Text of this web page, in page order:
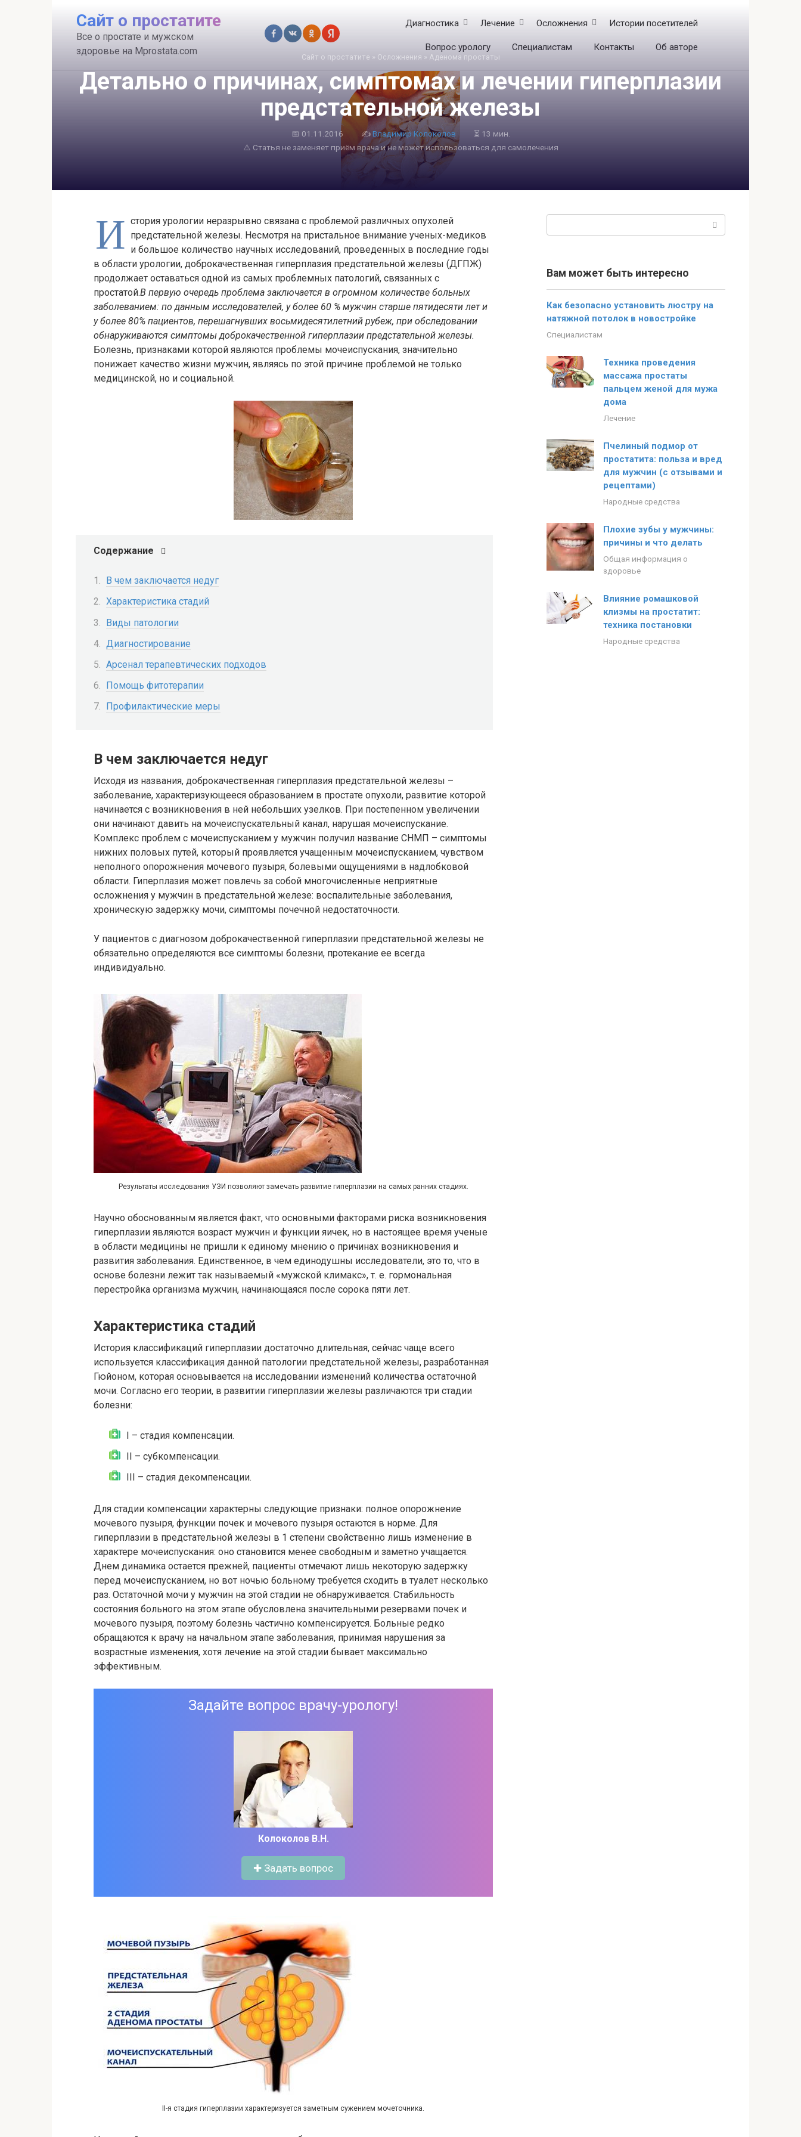
Сайт о простатите
Все о простате и мужском
здоровье на Mprostata.com
Диагностика Лечение Осложнения Истории посетителей
Вопрос урологу Специалистам Контакты Об авторе
Сайт о простатите » Осложнения » Аденома простаты
Детально о причинах, симптомах и лечении гиперплазии
предстательной железы
📅 01.11.2016 ✍Владимир Колоколов
⏳ 13 мин.
⚠️ Статья не заменяет приём врача и не может использоваться для самолечения
И стория урологии неразрывно связана с проблемой различных опухолей
предстательной железы. Несмотря на пристальное внимание ученых-медиков
и большое количество научных исследований, проведенных в последние годы
в области урологии, доброкачественная гиперплазия предстательной железы (ДГПЖ)
продолжает оставаться одной из самых проблемных патологий, связанных с
простатой.В первую очередь проблема заключается в огромном количестве больных
заболеванием: по данным исследователей, у более 60 % мужчин старше пятидесяти лет и
у более 80% пациентов, перешагнувших восьмидесятилетний рубеж, при обследовании
обнаруживаются симптомы доброкачественной гиперплазии предстательной железы.
Болезнь, признаками которой являются проблемы мочеиспускания, значительно
понижает качество жизни мужчин, являясь по этой причине проблемой не только
медицинской, но и социальной.
Содержание
В чем заключается недуг
Характеристика стадий
Виды патологии
Диагностирование
Арсенал терапевтических подходов
Помощь фитотерапии
Профилактические меры
В чем заключается недуг
Исходя из названия, доброкачественная гиперплазия предстательной железы –
заболевание, характеризующееся образованием в простате опухоли, развитие которой
начинается с возникновения в ней небольших узелков. При постепенном увеличении
они начинают давить на мочеиспускательный канал, нарушая мочеиспускание.
Комплекс проблем с мочеиспусканием у мужчин получил название СНМП – симптомы
нижних половых путей, который проявляется учащенным мочеиспусканием, чувством
неполного опорожнения мочевого пузыря, болевыми ощущениями в надлобковой
области. Гиперплазия может повлечь за собой многочисленные неприятные
осложнения у мужчин в предстательной железе: воспалительные заболевания,
хроническую задержку мочи, симптомы почечной недостаточности.
У пациентов с диагнозом доброкачественной гиперплазии предстательной железы не
обязательно определяются все симптомы болезни, протекание ее всегда
индивидуально.
Результаты исследования УЗИ позволяют замечать развитие гиперплазии на самых ранних стадиях.
Научно обоснованным является факт, что основными факторами риска возникновения
гиперплазии являются возраст мужчин и функции яичек, но в настоящее время ученые
в области медицины не пришли к единому мнению о причинах возникновения и
развития заболевания. Единственное, в чем единодушны исследователи, это то, что в
основе болезни лежит так называемый «мужской климакс», т. е. гормональная
перестройка организма мужчин, начинающаяся после сорока пяти лет.
Характеристика стадий
История классификаций гиперплазии достаточно длительная, сейчас чаще всего
используется классификация данной патологии предстательной железы, разработанная
Гюйоном, которая основывается на исследовании изменений количества остаточной
мочи. Согласно его теории, в развитии гиперплазии железы различаются три стадии
болезни:
I – стадия компенсации.
II – субкомпенсации.
III – стадия декомпенсации.
Для стадии компенсации характерны следующие признаки: полное опорожнение
мочевого пузыря, функции почек и мочевого пузыря остаются в норме. Для
гиперплазии в предстательной железы в 1 степени свойственно лишь изменение в
характере мочеиспускания: оно становится менее свободным и заметно учащается.
Днем динамика остается прежней, пациенты отмечают лишь некоторую задержку
перед мочеиспусканием, но вот ночью больному требуется сходить в туалет несколько
раз. Остаточной мочи у мужчин на этой стадии не обнаруживается. Стабильность
состояния больного на этом этапе обусловлена значительными резервами почек и
мочевого пузыря, поэтому болезнь частично компенсируется. Больные редко
обращаются к врачу на начальном этапе заболевания, принимая нарушения за
возрастные изменения, хотя лечение на этой стадии бывает максимально
эффективным.
Задайте вопрос врачу-урологу!
Колоколов В.Н.
✚ Задать вопрос
II-я стадия гиперплазии характеризуется заметным сужением мочеточника.
Вам может быть интересно
Как безопасно установить люстру на
натяжной потолок в новостройке
Специалистам
Техника проведения
массажа простаты
пальцем женой для мужа
дома
Лечение
Пчелиный подмор от
простатита: польза и вред
для мужчин (с отзывами и
рецептами)
Народные средства
Плохие зубы у мужчины:
причины и что делать
Общая информация о
здоровье
Влияние ромашковой
клизмы на простатит:
техника постановки
Народные средства